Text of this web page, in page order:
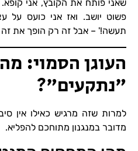
שאני פותח את הקובץ, אני
פשוט יושב. ואז אני כועס
תעשה!' – אבל זה רק הופך את זה
העוגן הסמוי:
"נתקעים"?
למרות שזה מרגיש כאילו אין
מדובר במנגנון מתוחכם להפליא.